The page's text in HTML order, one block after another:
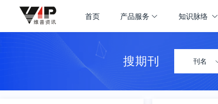
首页 产品服务 知识脉络
期刊大全 首页 学科导航
搜期刊 刊名